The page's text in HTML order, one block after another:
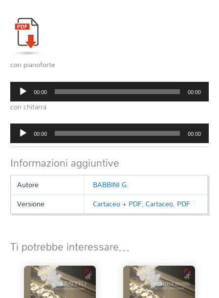
con pianoforte
Audio
Player
00:00 00:00
con chitarra
Audio
Player
00:00 00:00
Informazioni aggiuntive
Autore
BABBINI G.
Versione
Cartaceo + PDF,Cartaceo, PDF
Ti potrebbe interessare…